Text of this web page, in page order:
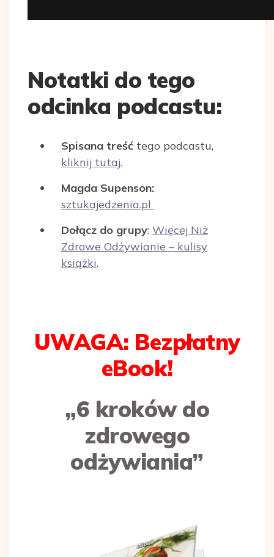
Notatki do tego
odcinka podcastu:
Spisana treść tego podcastu,
kliknij tutaj.
Magda Supenson:
sztukajedzenia.pl
Dołącz do grupy: Więcej Niż
Zdrowe Odżywianie – kulisy
książki.
UWAGA: Bezpłatny
eBook!
„6 kroków do
zdrowego
odżywiania”